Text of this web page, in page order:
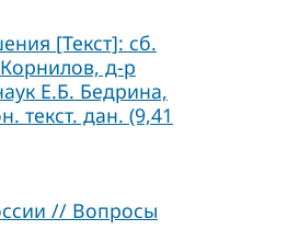
[Текст]: сб.
д-р
Е.Б. Бедрина,
текст. дан. (9,41
// Вопросы